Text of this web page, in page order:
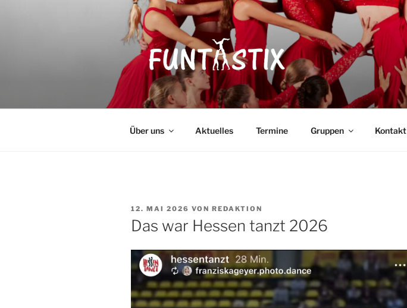
FUNTASTIX
Showakrobatik
Über uns Aktuelles Termine Gruppen Kontakt
VERÖFFENTLICHT
AM
12. MAI 2026 VON REDAKTION
Das war Hessen tanzt 2026